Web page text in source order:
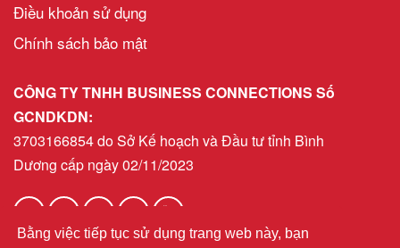
Bằng việc tiếp tục sử dụng trang web này, bạn
Điều khoản sử dụng
Chính sách bảo mật
CÔNG TY TNHH BUSINESS CONNECTIONS Số
GCNDKDN:
3703166854 do Sở Kế hoạch và Đầu tư tỉnh Bình
Dương cấp ngày 02/11/2023